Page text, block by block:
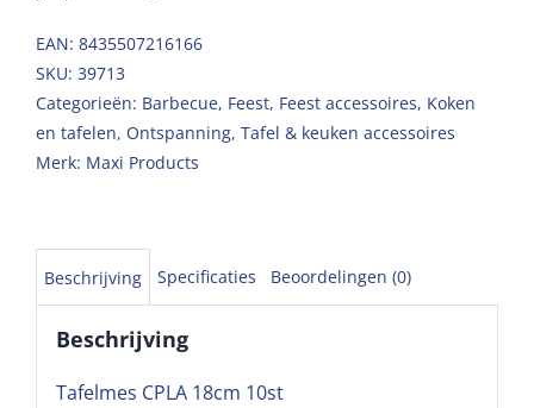
EAN: 8435507216166
SKU: 39713
Categorieën: Barbecue, Feest, Feest accessoires, Koken
en tafelen, Ontspanning, Tafel & keuken accessoires
Merk: Maxi Products
Beschrijving Specificaties Beoordelingen (0)
Beschrijving
Tafelmes CPLA 18cm 10st